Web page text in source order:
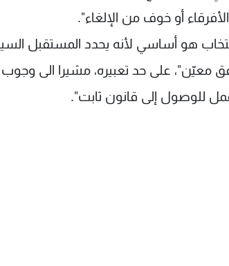
أو خوف من الإلغاء".
هو أساسي لأنه يحدد المستقبل
معيّن"، على حد تعبيره، مشيرا الى